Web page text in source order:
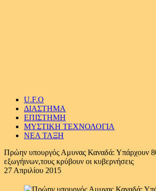
U.F.O
ΔΙΑΣΤΗΜΑ
ΕΠΙΣΤΗΜΗ
ΜΥΣΤΙΚΗ ΤΕΧΝΟΛΟΓΙΑ
ΝΕΑ ΤΑΞΗ
Πρώην υπουργός Αμυνας Καναδά: Υπάρχουν
εξωγήινων,τους κρύβουν οι κυβερνήσεις
27 Απριλίου 2015